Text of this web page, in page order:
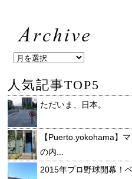
人気記事TOP5
ただいま、日本。
【Puerto.yokohama】
の内...
2015年プロ野球開幕！